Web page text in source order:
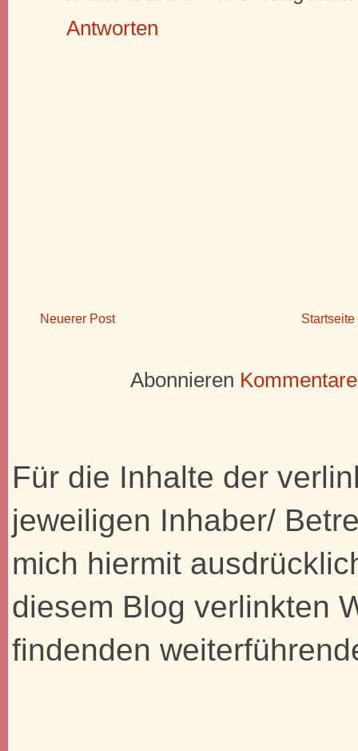
Antworten
Neuerer Post Startseite
Abonnieren
Für die Inhalte der
jeweiligen Inhaber/
mich hiermit
diesem Blog verlinkten
findenden